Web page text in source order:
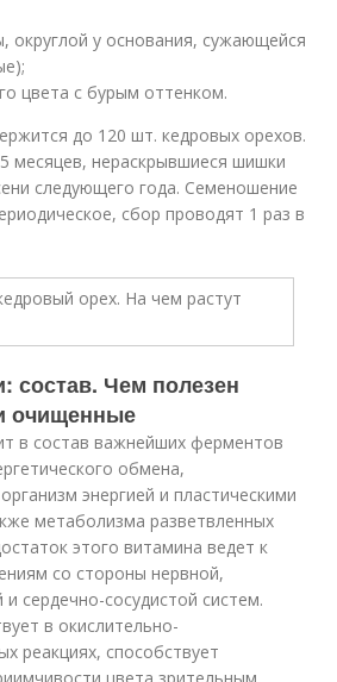
округлой у основания, сужающейся
цвета с бурым оттенком.
до 120 шт. кедровых орехов.
месяцев, нераскрывшиеся шишки
следующего года. Семеношение
сбор проводят 1 раз в
состав. Чем полезен
очищенные
в состав важнейших ферментов
обмена,
энергией и пластическими
метаболизма разветвленных
этого витамина ведет к
со стороны нервной,
сердечно-сосудистой систем.
в окислительно-
реакциях, способствует